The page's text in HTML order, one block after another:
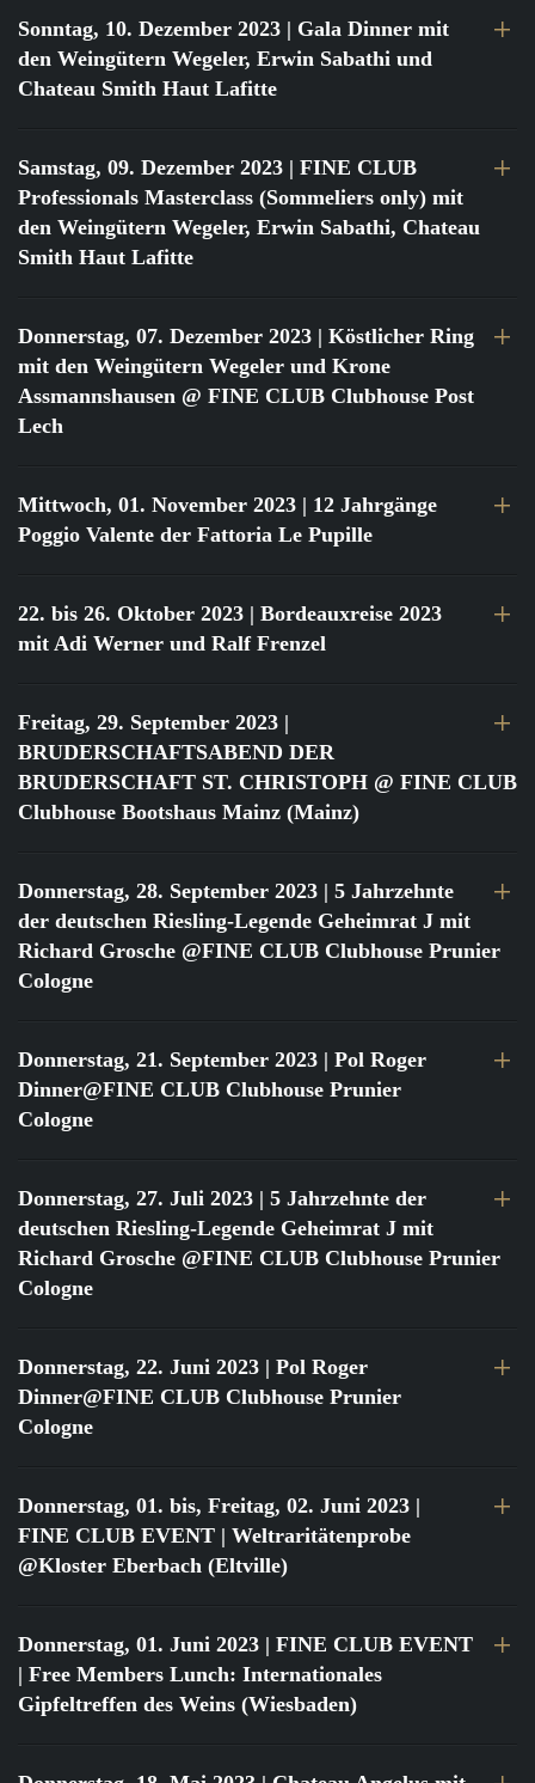
Sonntag, 10. Dezember 2023 | Gala Dinner mit
den Weingütern Wegeler, Erwin Sabathi und
Chateau Smith Haut Lafitte
Samstag, 09. Dezember 2023 | FINE CLUB
Professionals Masterclass (Sommeliers only) mit
den Weingütern Wegeler, Erwin Sabathi, Chateau
Smith Haut Lafitte
Donnerstag, 07. Dezember 2023 | Köstlicher Ring
mit den Weingütern Wegeler und Krone
Assmannshausen @ FINE CLUB Clubhouse Post
Lech
Mittwoch, 01. November 2023 | 12 Jahrgänge
Poggio Valente der Fattoria Le Pupille
22. bis 26. Oktober 2023 | Bordeauxreise 2023
mit Adi Werner und Ralf Frenzel
Freitag, 29. September 2023 |
BRUDERSCHAFTSABEND DER
BRUDERSCHAFT ST. CHRISTOPH @ FINE CLUB
Clubhouse Bootshaus Mainz (Mainz)
Donnerstag, 28. September 2023 | 5 Jahrzehnte
der deutschen Riesling-Legende Geheimrat J mit
Richard Grosche @FINE CLUB Clubhouse Prunier
Cologne
Donnerstag, 21. September 2023 | Pol Roger
Dinner@FINE CLUB Clubhouse Prunier
Cologne
Donnerstag, 27. Juli 2023 | 5 Jahrzehnte der
deutschen Riesling-Legende Geheimrat J mit
Richard Grosche @FINE CLUB Clubhouse Prunier
Cologne
Donnerstag, 22. Juni 2023 | Pol Roger
Dinner@FINE CLUB Clubhouse Prunier
Cologne
Donnerstag, 01. bis, Freitag, 02. Juni 2023 |
FINE CLUB EVENT | Weltraritätenprobe
@Kloster Eberbach (Eltville)
Donnerstag, 01. Juni 2023 | FINE CLUB EVENT
| Free Members Lunch: Internationales
Gipfeltreffen des Weins (Wiesbaden)